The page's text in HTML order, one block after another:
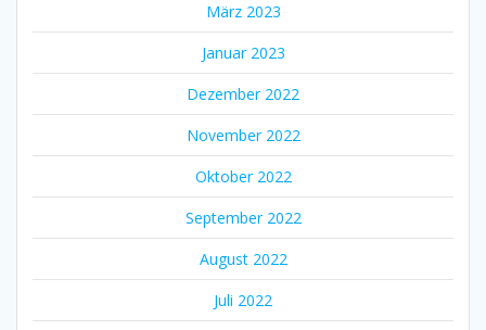
März 2023
Januar 2023
Dezember 2022
November 2022
Oktober 2022
September 2022
August 2022
Juli 2022